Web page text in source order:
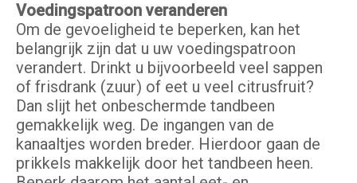
Voedingspatroon veranderen
Om de gevoeligheid te beperken, kan het
belangrijk zijn dat u uw voedingspatroon
verandert. Drinkt u bijvoorbeeld veel sappen
of frisdrank (zuur) of eet u veel citrusfruit?
Dan slijt het onbeschermde tandbeen
gemakkelijk weg. De ingangen van de
kanaaltjes worden breder. Hierdoor gaan de
prikkels makkelijk door het tandbeen heen.